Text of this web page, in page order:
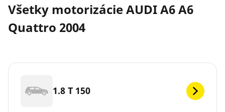
Všetky motorizácie AUDI A6 A6
Quattro 2004
1.8 T 150